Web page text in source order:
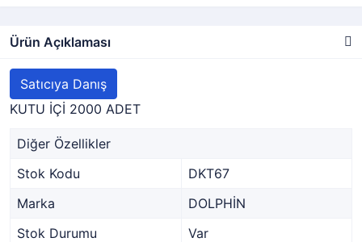
Ürün Açıklaması
Satıcıya Danış
KUTU İÇİ 2000 ADET
Diğer Özellikler
Stok Kodu
DKT67
Marka
DOLPHİN
Stok Durumu
Var